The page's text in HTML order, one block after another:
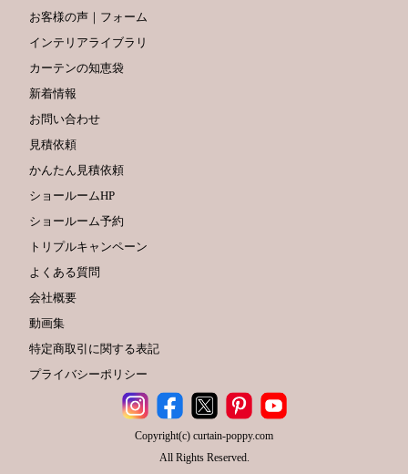
お客様の声｜フォーム
インテリアライブラリ
カーテンの知恵袋
新着情報
お問い合わせ
見積依頼
かんたん見積依頼
ショールームHP
ショールーム予約
トリプルキャンペーン
よくある質問
会社概要
動画集
特定商取引に関する表記
プライバシーポリシー
Copyright(c) curtain-poppy.com
All Rights Reserved.